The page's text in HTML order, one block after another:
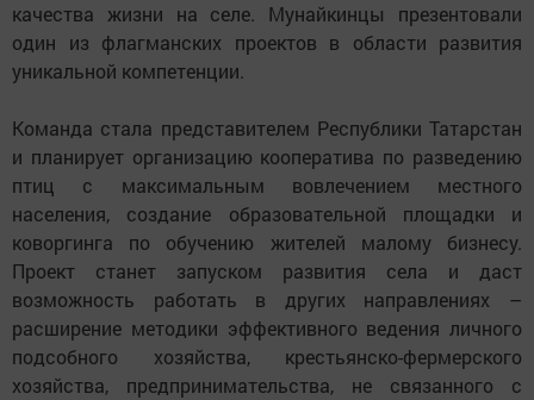
качества жизни на селе. Мунайкинцы презентовали
один из флагманских проектов в области развития
уникальной компетенции.
Команда стала представителем Республики Татарстан
и планирует организацию кооператива по разведению
птиц с максимальным вовлечением местного
населения, создание образовательной площадки и
коворгинга по обучению жителей малому бизнесу.
Проект станет запуском развития села и даст
возможность работать в других направлениях –
расширение методики эффективного ведения личного
подсобного хозяйства, крестьянско-фермерского
хозяйства, предпринимательства, не связанного с